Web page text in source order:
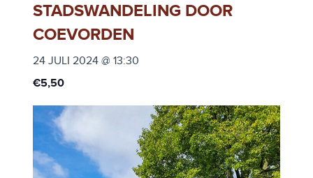
STADSWANDELING DOOR
COEVORDEN
24 JULI 2024 @ 13:30
€5,50